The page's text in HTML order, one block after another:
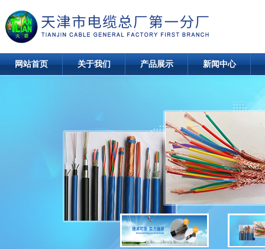
网站首页 关于我们 产品展示 新闻中心